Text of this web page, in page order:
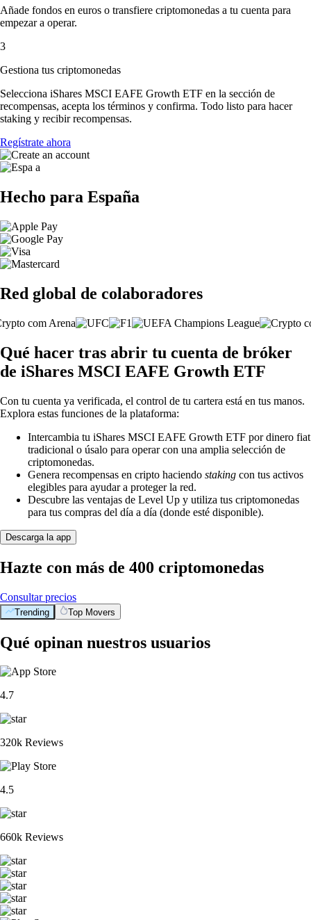
Añade fondos en euros o transfiere criptomonedas a tu cuenta para
empezar a operar.
3
Gestiona tus criptomonedas
Selecciona iShares MSCI EAFE Growth ETF en la sección de
recompensas, acepta los términos y confirma. Todo listo para hacer
staking y recibir recompensas.
Regístrate ahora
Hecho para España
Red global de colaboradores
Qué hacer tras abrir tu cuenta de bróker
de iShares MSCI EAFE Growth ETF
Con tu cuenta ya verificada, el control de tu cartera está en tus manos.
Explora estas funciones de la plataforma:
Intercambia tu iShares MSCI EAFE Growth ETF por dinero fiat
tradicional o úsalo para operar con una amplia selección de
criptomonedas.
Genera recompensas en cripto haciendo staking con tus activos
elegibles para ayudar a proteger la red.
Descubre las ventajas de Level Up y utiliza tus criptomonedas
para tus compras del día a día (donde esté disponible).
Descarga la app
Hazte con más de 400 criptomonedas
Consultar precios
Trending Top Movers
Qué opinan nuestros usuarios
4.7
320k Reviews
4.5
660k Reviews